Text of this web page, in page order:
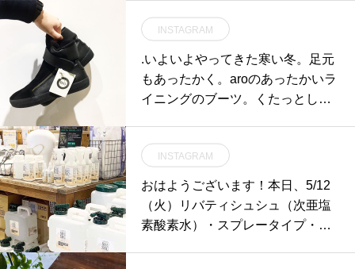
INSTAGRAM
.いよいよやってきた寒い冬。足元
もあったかく。aroのあったかいラ
イニングのブーツ。くたっとした
ベルトでらくちん。後ろ姿にはaro
のサークルエンブレム○可愛さと
かっこよさそして履きやすさを兼
ね備えたブーツ。 .サイズもいよい
た！ぜひ、店頭にてお試しくださ
INSTAGRAM
おはようございます！本日、5/12
（火）リバティシュシュ（次亜塩
素酸素水）・スプレータイプ・詰